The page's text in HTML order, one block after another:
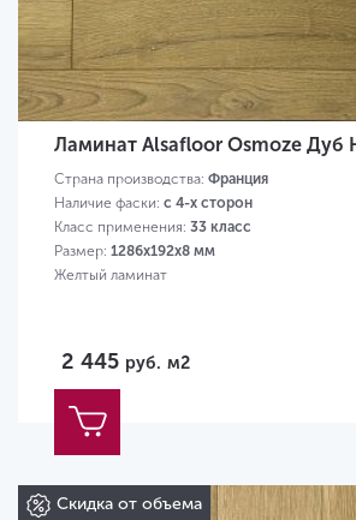
Ламинат Alsafloor Osmoze Дуб
Страна производства: Франция
Наличие фаски: с 4-х сторон
Класс применения: 33 класс
Размер: 1286х192х8 мм
Желтый ламинат
2 445 руб. м2
Скидка от объема